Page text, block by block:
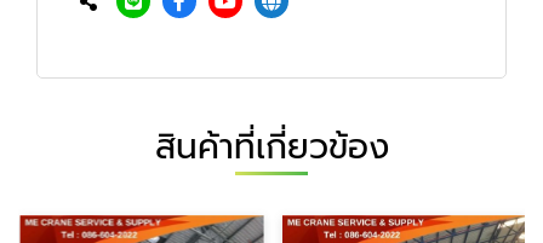
สินค้าที่เกี่ยวข้อง